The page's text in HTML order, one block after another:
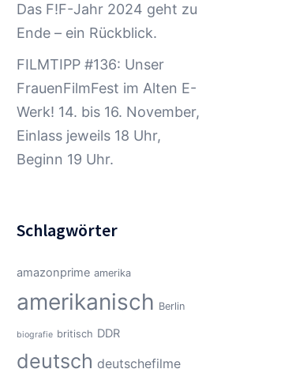
Das F!F-Jahr 2024 geht zu
Ende – ein Rückblick.
FILMTIPP #136: Unser
FrauenFilmFest im Alten E-
Werk! 14. bis 16. November,
Einlass jeweils 18 Uhr,
Beginn 19 Uhr.
Schlagwörter
amazonprime amerika
amerikanisch Berlin
biografie britisch DDR
deutsch deutschefilme